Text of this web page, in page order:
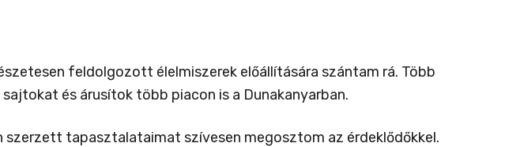
feldolgozott élelmiszerek előállítására szántam rá. Több
és árusítok több piacon is a Dunakanyarban.
tapasztalataimat szívesen megosztom az érdeklődőkkel.